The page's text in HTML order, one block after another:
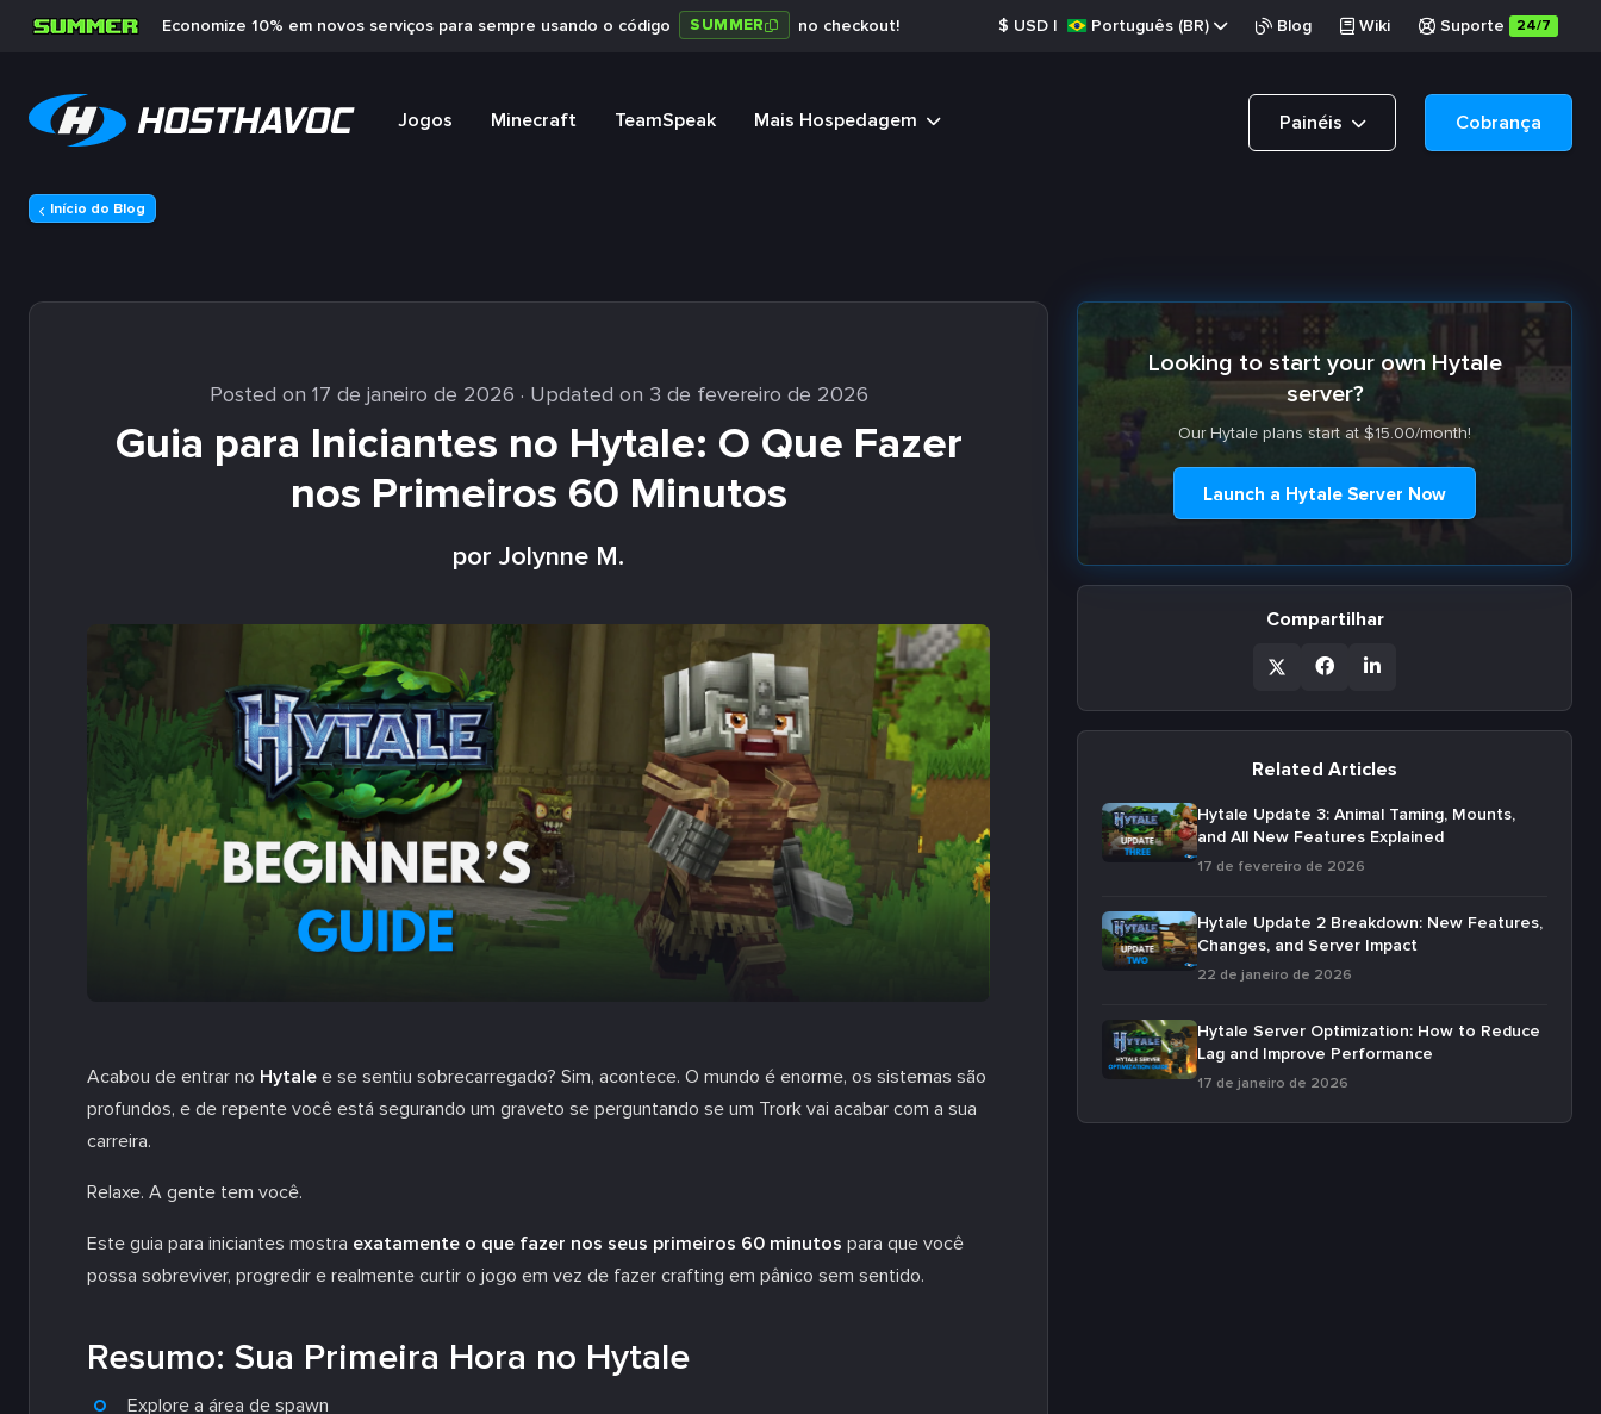
Economize 10% em novos serviços para sempre usando o código SUMMER no checkout! $ USD | Português (BR) Blog Wiki Suporte 24/7
Jogos Minecraft TeamSpeak Mais Hospedagem Painéis Cobrança
Início do Blog
Posted on 17 de janeiro de 2026 · Updated on 3 de fevereiro de 2026
Guia para Iniciantes no Hytale: O Que Fazer
nos Primeiros 60 Minutos
por Jolynne M.
Acabou de entrar no Hytale e se sentiu sobrecarregado? Sim, acontece. O mundo é enorme, os sistemas são
profundos, e de repente você está segurando um graveto se perguntando se um Trork vai acabar com a sua
carreira.
Relaxe. A gente tem você.
Este guia para iniciantes mostra exatamente o que fazer nos seus primeiros 60 minutos para que você
possa sobreviver, progredir e realmente curtir o jogo em vez de fazer crafting em pânico sem sentido.
Resumo: Sua Primeira Hora no Hytale
Explore a área de spawn
Looking to start your own Hytale
server?
Our Hytale plans start at $15.00/month!
Launch a Hytale Server Now
Compartilhar
Related Articles
Hytale Update 3: Animal Taming, Mounts,
and All New Features Explained
17 de fevereiro de 2026
Hytale Update 2 Breakdown: New Features,
Changes, and Server Impact
22 de janeiro de 2026
Hytale Server Optimization: How to Reduce
Lag and Improve Performance
17 de janeiro de 2026